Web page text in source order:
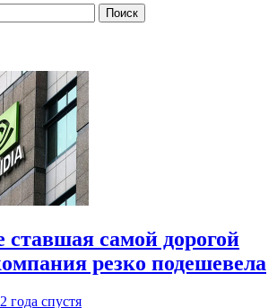
самой дорогой
резко подешевела
2 года спустя